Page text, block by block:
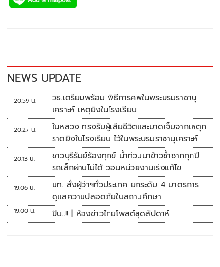
e
k
tt p
k
NEWS UPDATE
20:59 น.
วธ.เตรียมพร้อม พิธีการศพในพระบรมราชานุ
เคราะห์ เหตุยิงในโรงเรียน
20:27 น.
ในหลวง ทรงรับผู้เสียชีวิตและบาดเจ็บจากเหตุก
ราดยิงในโรงเรียน ไว้ในพระบรมราชานุเคราะห์
20:13 น.
ชาวบุรีรัมย์ร้องทุกข์ น้ำท่วมนาข้าวซ้ำซากทุกปี
รถเล็กผ่านไม่ได้ วอนหน่วยงานเร่งแก้ไข
19:06 น.
มท. สั่งผู้ว่าฯทั่วประเทศ ยกระดับ 4 มาตรการ
ดูแลความปลอดภัยในสถานศึกษา
19:00 น. ปืน..!! | ห้องข่าวไทยโพสต์สุดสัปดาห์